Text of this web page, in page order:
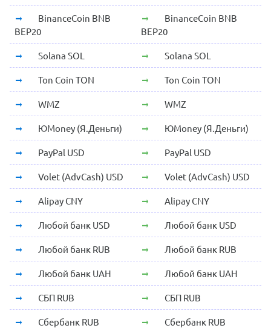
BinanceCoin BNB
BEP20
BinanceCoin BNB
BEP20
Solana SOL Solana SOL
Ton Coin TON Ton Coin TON
WMZ WMZ
ЮMoney (Я.Деньги) ЮMoney (Я.Деньги)
PayPal USD PayPal USD
Volet (AdvCash) USD Volet (AdvCash) USD
Alipay CNY Alipay CNY
Любой банк USD Любой банк USD
Любой банк RUB Любой банк RUB
Любой банк UAH Любой банк UAH
СБП RUB СБП RUB
Сбербанк RUB Сбербанк RUB